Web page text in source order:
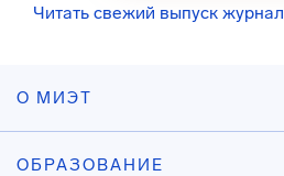
Читать свежий выпуск
О МИЭТ
ОБРАЗОВАНИЕ